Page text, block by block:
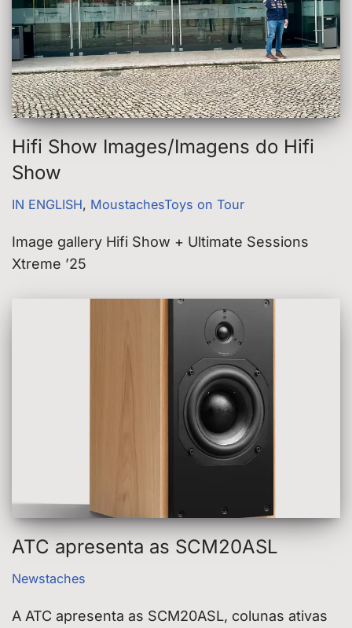
Hifi Show Images/Imagens do Hifi
Show
IN ENGLISH, MoustachesToys on Tour
Image gallery Hifi Show + Ultimate Sessions
Xtreme ’25
ATC apresenta as SCM20ASL
Newstaches
A ATC apresenta as SCM20ASL, colunas ativas